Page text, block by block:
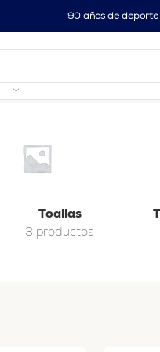
90 años de deporte
33–45 de 45 resultados
Toallas
3 productos